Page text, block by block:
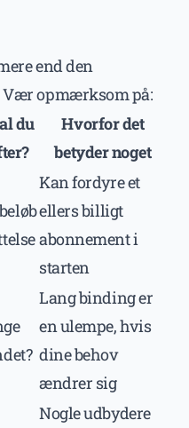
end den
Vær opmærksom på:
du
Hvorfor det
betyder noget
Kan fordyre et
ellers billigt
abonnement i
starten
Lang binding er
en ulempe, hvis
dine behov
ændrer sig
Nogle udbydere